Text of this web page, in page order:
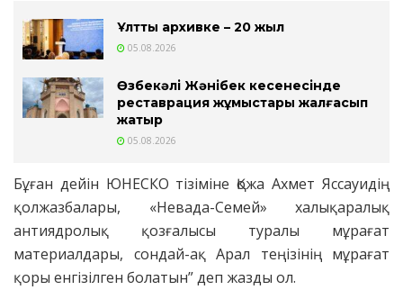
Ұлттық архивке – 20 жыл
05.08.2026
Өзбекәлі Жәнібек кесенесінде
реставрация жұмыстары жалғасып
жатыр
05.08.2026
Бұған дейін ЮНЕСКО тізіміне Қожа Ахмет Яссауидің
қолжазбалары, «Невада-Семей» халықаралық
антиядролық қозғалысы туралы мұрағат
материалдары, сондай-ақ Арал теңізінің мұрағат
қоры енгізілген болатын” деп жазды ол.